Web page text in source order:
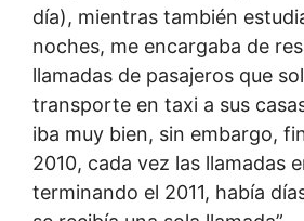
día), mientras también
noches, me encargaba de
llamadas de pasajeros que
transporte en taxi a sus
iba muy bien, sin embargo,
2010, cada vez las llamadas
terminando el 2011, había